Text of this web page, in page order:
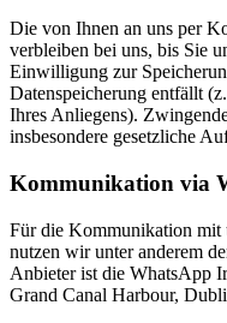
Die von Ihnen an uns per
verbleiben bei uns, bis Sie
Einwilligung zur
Datenspeicherung entfällt
Ihres Anliegens).
insbesondere gesetzliche
Kommunikation via
Für die Kommunikation mit
nutzen wir unter anderem
Anbieter ist die WhatsApp
Grand Canal Harbour,